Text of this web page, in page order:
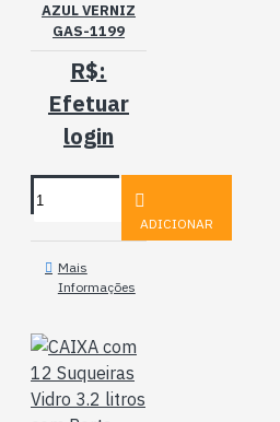
AZUL VERNIZ
GAS-1199
R$:
Efetuar
login
ADICIONAR
Mais
Informações